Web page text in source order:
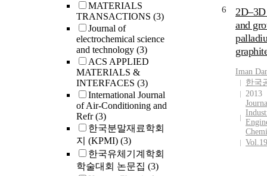
MATERIALS
TRANSACTIONS (3)
Journal of
electrochemical science
and technology (3)
ACS APPLIED
MATERIALS &
INTERFACES (3)
International Journal
of Air-Conditioning and
Refr(3)
한국분말재료학회
지 (KPMI) (3)
한국유체기계학회
학술대회 논문집 (3)
6
and
Iman
한국
2013